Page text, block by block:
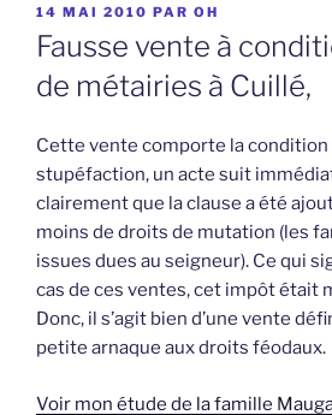
PUBLIÉ
LE
14 MAI 2010 PAR OH
Fausse vente à
de métairies à Cuillé,
Cette vente comporte la condition
stupéfaction, un acte suit
clairement que la clause a été
moins de droits de mutation (les
issues dues au seigneur). Ce qui
cas de ces ventes, cet impôt était
Donc, il s’agit bien d’une vente
petite arnaque aux droits féodaux.
Voir mon étude de la famille